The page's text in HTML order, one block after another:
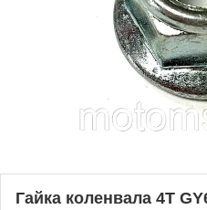
Гайка коленвала 4T